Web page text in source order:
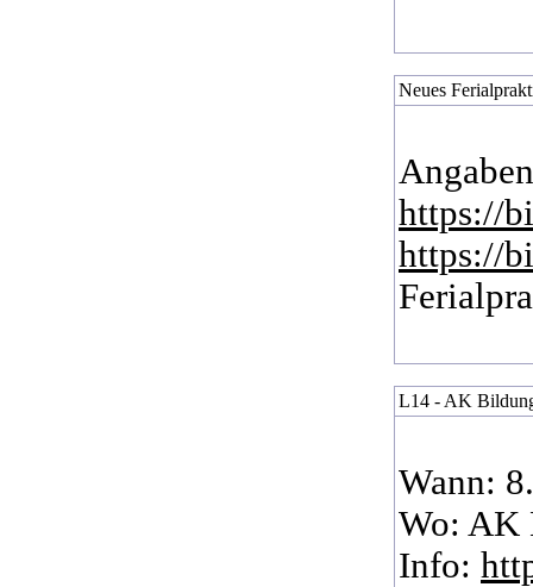
Neues
https://
https://
L14 - AK
Wann:
Wo: AK
Info: